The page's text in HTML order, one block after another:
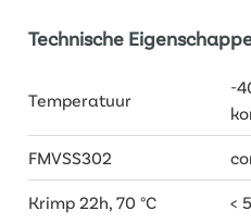
Technische
Temperatuur
-
FMVSS302
Krimp 22h, 70 °C <